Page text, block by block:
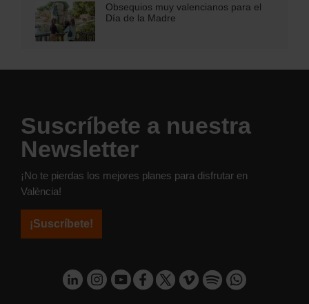
Obsequios muy valencianos para el
Día de la Madre
Suscríbete a nuestra
Newsletter
¡No te pierdas los mejores planes para disfrutar en
València!
¡Suscríbete!